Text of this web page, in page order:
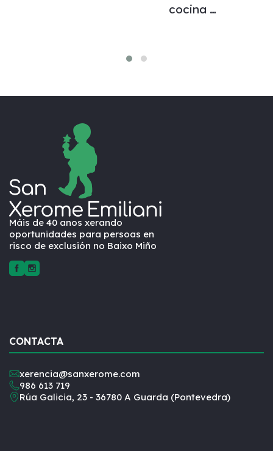
cocina
Máis de 40 anos xerando
oportunidades para persoas en
risco de exclusión no Baixo Miño
CONTACTA
xerencia@sanxerome.com
986 613 719
Rúa Galicia, 23 - 36780 A Guarda (Pontevedra)